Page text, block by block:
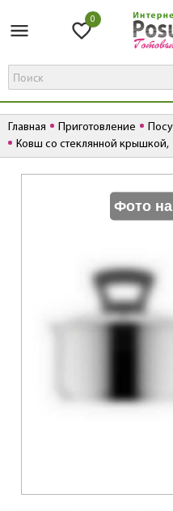
0
Главная Приготовление
Ковш со стеклянной крышкой,
Фото